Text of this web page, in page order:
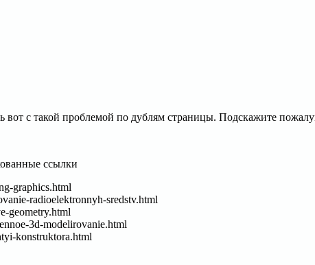
вот с такой проблемой по дублям страницы. Подскажите
ссылки
graphics.html
radioelektronnyh-sredstv.html
geometry.html
3d-modelirovanie.html
konstruktora.html